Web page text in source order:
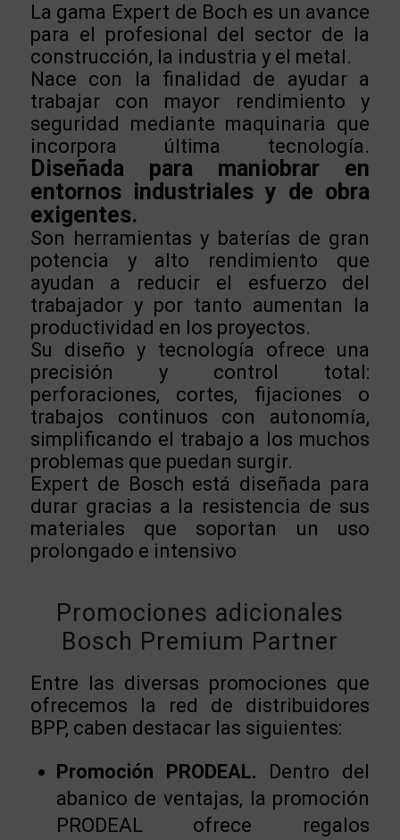
La gama Expert de Boch es un avance
para el profesional del sector de la
construcción, la industria y el metal.
Nace con la finalidad de ayudar a
trabajar con mayor rendimiento y
seguridad mediante maquinaria que
incorpora última tecnología.
Diseñada para maniobrar en
entornos industriales y de obra
exigentes.
Son herramientas y baterías de gran
potencia y alto rendimiento que
ayudan a reducir el esfuerzo del
trabajador y por tanto aumentan la
productividad en los proyectos.
Su diseño y tecnología ofrece una
precisión y control total:
perforaciones, cortes, fijaciones o
trabajos continuos con autonomía,
simplificando el trabajo a los muchos
problemas que puedan surgir.
Expert de Bosch está diseñada para
durar gracias a la resistencia de sus
materiales que soportan un uso
prolongado e intensivo
Promociones adicionales
Bosch Premium Partner
Entre las diversas promociones que
ofrecemos la red de distribuidores
BPP, caben destacar las siguientes:
Promoción PRODEAL. Dentro del
abanico de ventajas, la promoción
PRODEAL ofrece regalos